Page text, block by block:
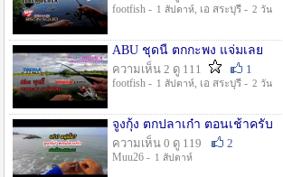
footfish - 1 สัปดาห์, เอ สระบุรี - 2 วัน
ABU ชุดนี้ ตกกะพง แจ่มเลย
ความเห็น 2 ดู 111
1
footfish - 1 สัปดาห์, เอ สระบุรี - 2 วัน
จูงกุ้ง ตกปลาเก๋า ตอนเช้าครับ
ความเห็น 0 ดู 119
2
Muu26 - 1 สัปดาห์